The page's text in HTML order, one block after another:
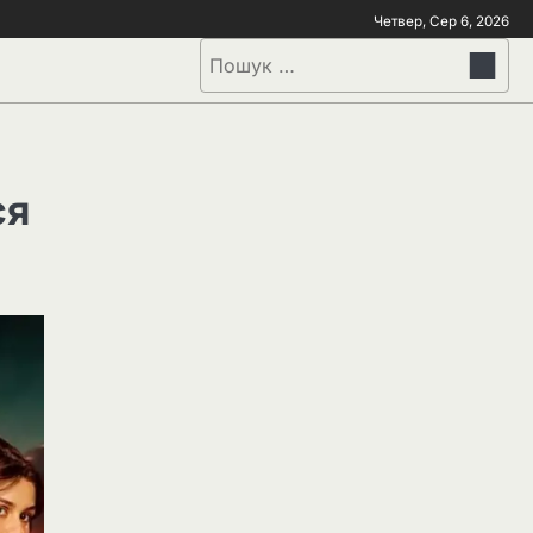
Четвер, Сер 6, 2026